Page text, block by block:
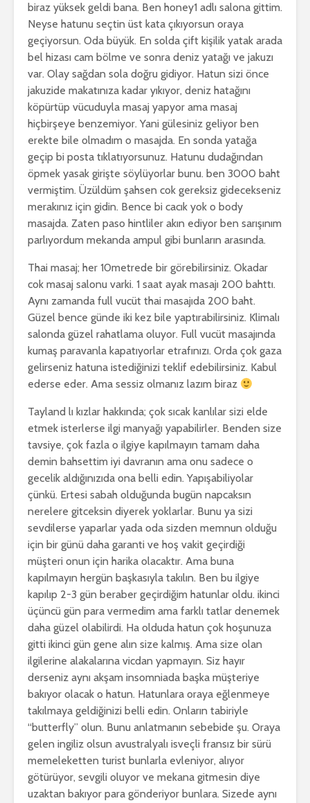
biraz yüksek geldi bana. Ben honey1 adlı salona gittim.
Neyse hatunu seçtin üst kata çıkıyorsun oraya
geçiyorsun. Oda büyük. En solda çift kişilik yatak arada
bel hizası cam bölme ve sonra deniz yatağı ve jakuzı
var. Olay sağdan sola doğru gidiyor. Hatun sizi önce
jakuzide makatınıza kadar yıkıyor, deniz hatağını
köpürtüp vücuduyla masaj yapyor ama masaj
hiçbirşeye benzemiyor. Yani gülesiniz geliyor ben
erekte bile olmadım o masajda. En sonda yatağa
geçip bi posta tıklatıyorsunuz. Hatunu dudağından
öpmek yasak girişte söylüyorlar bunu. ben 3000 baht
vermiştim. Üzüldüm şahsen cok gereksiz gidecekseniz
merakınız için gidin. Bence bi cacık yok o body
masajda. Zaten paso hintliler akın ediyor ben sarışınım
parlıyordum mekanda ampul gibi bunların arasında.
Thai masaj; her 10metrede bir görebilirsiniz. Okadar
cok masaj salonu varki. 1 saat ayak masajı 200 bahttı.
Aynı zamanda full vucüt thai masajıda 200 baht.
Güzel bence günde iki kez bile yaptırabilirsiniz. Klimalı
salonda güzel rahatlama oluyor. Full vucüt masajında
kumaş paravanla kapatıyorlar etrafınızı. Orda çok gaza
gelirseniz hatuna istediğinizi teklif edebilirsiniz. Kabul
ederse eder. Ama sessiz olmanız lazım biraz
Tayland lı kızlar hakkında; çok sıcak kanlılar sizi elde
etmek isterlerse ilgi manyağı yapabilirler. Benden size
tavsiye, çok fazla o ilgiye kapılmayın tamam daha
demin bahsettim iyi davranın ama onu sadece o
gecelik aldığınızıda ona belli edin. Yapışabiliyolar
çünkü. Ertesi sabah olduğunda bugün napcaksın
nerelere gitceksin diyerek yoklarlar. Bunu ya sizi
sevdilerse yaparlar yada oda sizden memnun olduğu
için bir günü daha garanti ve hoş vakit geçirdiği
müşteri onun için harika olacaktır. Ama buna
kapılmayın hergün başkasıyla takılın. Ben bu ilgiye
kapılıp 2-3 gün beraber geçirdiğim hatunlar oldu. ikinci
üçüncü gün para vermedim ama farklı tatlar denemek
daha güzel olabilirdi. Ha olduda hatun çok hoşunuza
gitti ikinci gün gene alın size kalmış. Ama size olan
ilgilerine alakalarına vicdan yapmayın. Siz hayır
derseniz aynı akşam insomniada başka müşteriye
bakıyor olacak o hatun. Hatunlara oraya eğlenmeye
takılmaya geldiğinizi belli edin. Onların tabiriyle
“butterfly” olun. Bunu anlatmanın sebebide şu. Oraya
gelen ingiliz olsun avustralyalı isveçli fransız bir sürü
memeleketten turist bunlarla evleniyor, alıyor
götürüyor, sevgili oluyor ve mekana gitmesin diye
uzaktan bakıyor para gönderiyor bunlara. Sizede aynı